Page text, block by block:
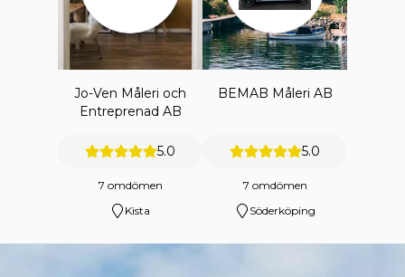
Jo-Ven Måleri och
Entreprenad AB
5.0
7 omdömen
Kista
BEMAB Måleri AB
5.0
7 omdömen
Söderköping